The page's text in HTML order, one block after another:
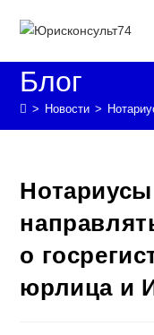
Блог
> Новости >
о
юрлица и